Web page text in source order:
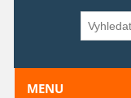
MENU